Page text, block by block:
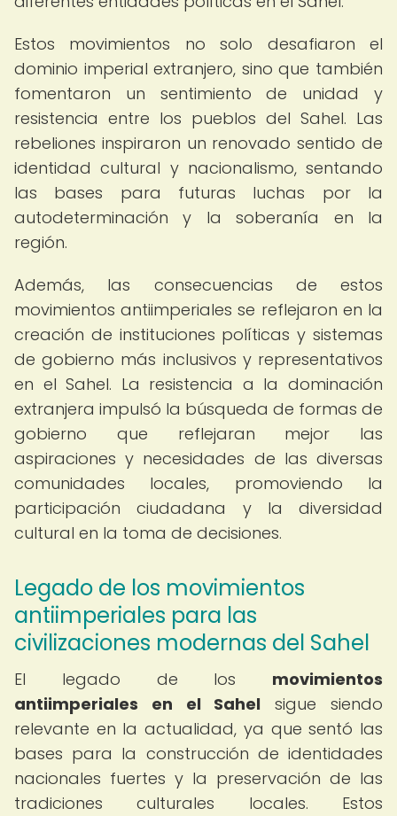
Estos movimientos no solo desafiaron el
dominio imperial extranjero, sino que también
fomentaron un sentimiento de unidad y
resistencia entre los pueblos del Sahel. Las
rebeliones inspiraron un renovado sentido de
identidad cultural y nacionalismo, sentando
las bases para futuras luchas por la
autodeterminación y la soberanía en la
región.
Además, las consecuencias de estos
movimientos antiimperiales se reflejaron en la
creación de instituciones políticas y sistemas
de gobierno más inclusivos y representativos
en el Sahel. La resistencia a la dominación
extranjera impulsó la búsqueda de formas de
gobierno que reflejaran mejor las
aspiraciones y necesidades de las diversas
comunidades locales, promoviendo la
participación ciudadana y la diversidad
cultural en la toma de decisiones.
Legado de los movimientos
antiimperiales para las
civilizaciones modernas del Sahel
El legado de los movimientos
antiimperiales en el Sahel sigue siendo
relevante en la actualidad, ya que sentó las
bases para la construcción de identidades
nacionales fuertes y la preservación de las
tradiciones culturales locales. Estos